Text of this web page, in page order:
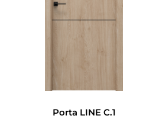
Porta LINE C.1